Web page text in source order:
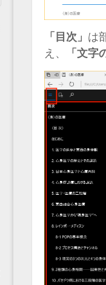
「目次」 は
え、
「文字